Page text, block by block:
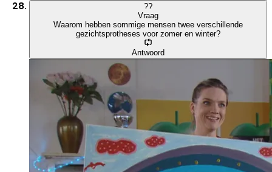
??
Vraag
Waarom hebben sommige mensen twee verschillende
gezichtsprotheses voor zomer en winter?
Antwoord